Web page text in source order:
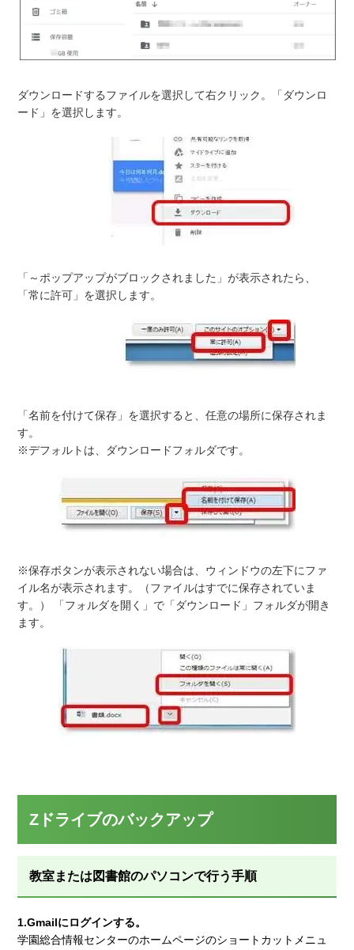
ダウンロードするファイルを選択して右クリック。「ダウンロ
ード」を選択します。
「～ポップアップがブロックされました」が表示されたら、
「常に許可」を選択します。
「名前を付けて保存」を選択すると、任意の場所に保存されま
す。
※デフォルトは、ダウンロードフォルダです。
※保存ボタンが表示されない場合は、ウィンドウの左下にファ
イル名が表示されます。（ファイルはすでに保存されていま
す。） 「フォルダを開く」で「ダウンロード」フォルダが開き
ます。
Zドライブのバックアップ
教室または図書館のパソコンで行う手順
1.Gmailにログインする。
学園総合情報センターのホームページのショートカットメニュ